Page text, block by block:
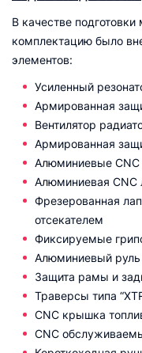
В качестве
комплектацию было
элементов:
Усиленный
Армированная
Вентилятор
Армированная
Алюминиевые CNC
Алюминиевая CNC
Фрезерованная
отсекателем
Фиксируемые
Алюминиевый руль
Защита рамы и
Траверсы типа
СNC крышка
CNC